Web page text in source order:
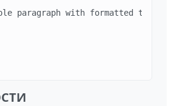
paragraph with formatted text.